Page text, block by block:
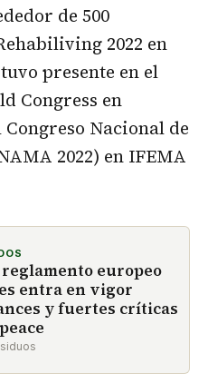
de 500
2022 en
presente en el
Congress en
Nacional de
2022) en IFEMA
europeo
entra en vigor
y fuertes críticas